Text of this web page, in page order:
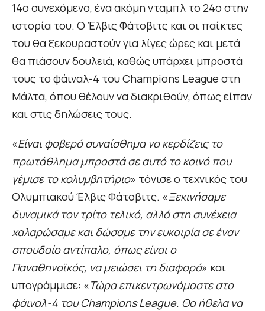
14ο συνεχόμενο, ένα ακόμη νταμπλ το 24ο στην
ιστορία του. Ο Έλβις Φάτοβιτς και οι παίκτες
του θα ξεκουραστούν για λίγες ώρες και μετά
θα πιάσουν δουλειά, καθώς υπάρχει μπροστά
τους το φάιναλ-4 του Champions League στη
Μάλτα, όπου θέλουν να διακριθούν, όπως είπαν
και στις δηλώσεις τους.
«Είναι φοβερό συναίσθημα να κερδίζεις το
πρωτάθλημα μπροστά σε αυτό το κοινό που
γέμισε το κολυμβητήριο» τόνισε ο τεχνικός του
Ολυμπιακού Έλβις Φάτοβιτς. «Ξεκινήσαμε
δυναμικά τον τρίτο τελικό, αλλά στη συνέχεια
χαλαρώσαμε και δώσαμε την ευκαιρία σε έναν
σπουδαίο αντίπαλο, όπως είναι ο
Παναθηναϊκός, να μειώσει τη διαφορά» και
υπογράμμισε: «Τώρα επικεντρωνόμαστε στο
φάιναλ-4 του Champions League. Θα ήθελα να